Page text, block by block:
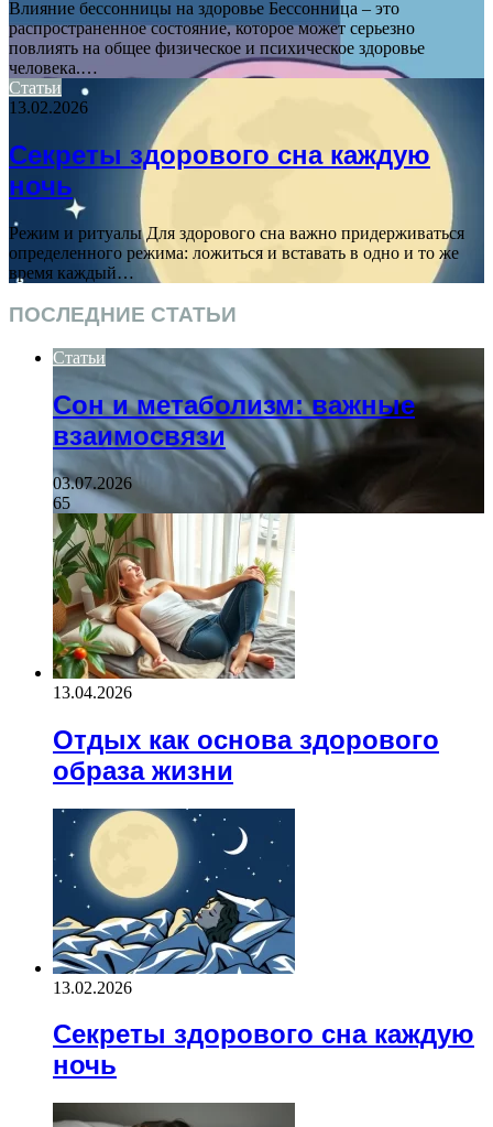
Влияние бессонницы на здоровье Бессонница – это
распространенное состояние, которое может серьезно
повлиять на общее физическое и психическое здоровье
человека.…
Статьи
13.02.2026
Секреты здорового сна каждую
ночь
Режим и ритуалы Для здорового сна важно придерживаться
определенного режима: ложиться и вставать в одно и то же
время каждый…
ПОСЛЕДНИЕ СТАТЬИ
Статьи
Сон и метаболизм: важные
взаимосвязи
03.07.2026
65
13.04.2026
Отдых как основа здорового
образа жизни
13.02.2026
Секреты здорового сна каждую
ночь